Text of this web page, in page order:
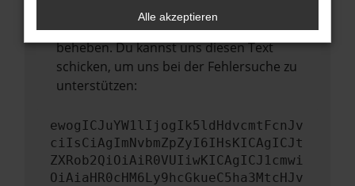
versucht hast, kontaktiere uns bitte. Wir
werden versuchen, das Problem zu
beheben. Du kannst uns diesen Text
schicken, um uns bei der Fehlersuche zu
unterstützen:
ewogICJuYW1lIjogIk5ldHdvcmtFcnJv
ciIsCiAgImNvbmZpZyI6IHsKICAgICJt
ZXRob2QiOiAiR0VUIiwKICAgICJ1cmwi
OiAiaHR0cHM6Ly9hcGkueC5ha3MtcHJv
Alle akzeptieren